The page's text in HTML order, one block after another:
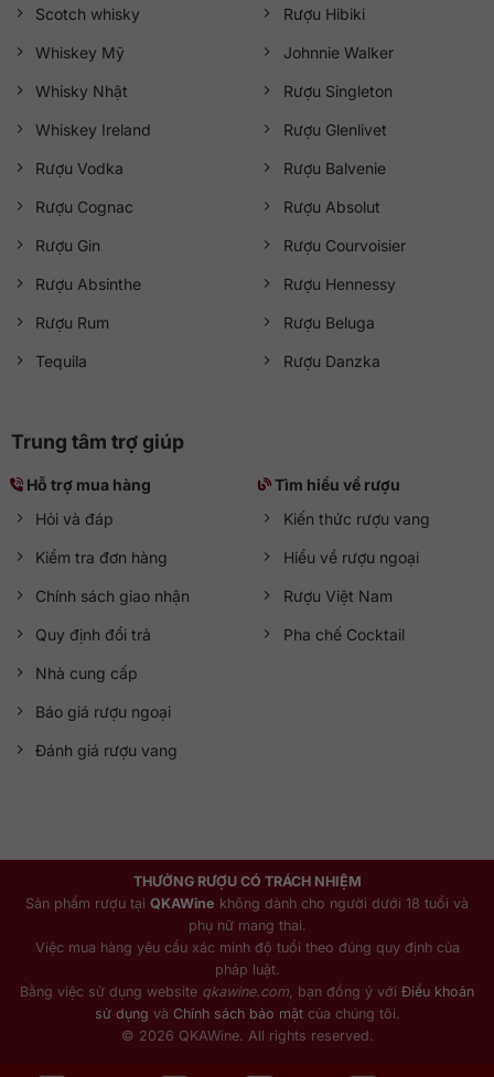
Scotch whisky
Whiskey Mỹ
Whisky Nhật
Whiskey Ireland
Rượu Vodka
Rượu Cognac
Rượu Gin
Rượu Absinthe
Rượu Rum
Tequila
Rượu Hibiki
Johnnie Walker
Rượu Singleton
Rượu Glenlivet
Rượu Balvenie
Rượu Absolut
Rượu Courvoisier
Rượu Hennessy
Rượu Beluga
Rượu Danzka
Trung tâm trợ giúp
Hỗ trợ mua hàng
Hỏi và đáp
Kiểm tra đơn hàng
Chính sách giao nhận
Quy định đổi trả
Nhà cung cấp
Báo giá rượu ngoại
Đánh giá rượu vang
Tìm hiểu về rượu
Kiến thức rượu vang
Hiểu về rượu ngoại
Rượu Việt Nam
Pha chế Cocktail
THƯỞNG RƯỢU CÓ TRÁCH NHIỆM
Sản phẩm rượu tại QKAWine không dành cho người dưới 18 tuổi và
phụ nữ mang thai.
Việc mua hàng yêu cầu xác minh độ tuổi theo đúng quy định của
pháp luật.
Bằng việc sử dụng website qkawine.com , bạn đồng ý với Điều khoản
sử dụng và Chính sách bảo mậtcủa chúng tôi.
© 2026 QKAWine. All rights reserved.